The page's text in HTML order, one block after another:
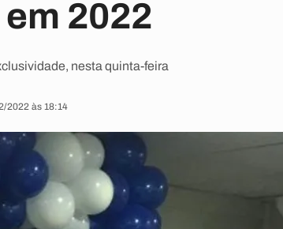
2022
nesta quinta-feira
2022 às 18:14